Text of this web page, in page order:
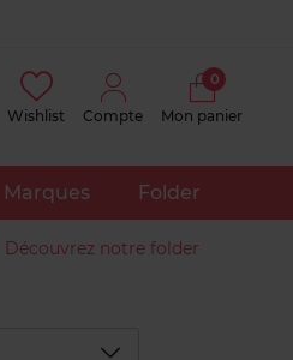
Wishlist Compte Mon panier
0
Marques Folder
Découvrez notre folder
Déplier